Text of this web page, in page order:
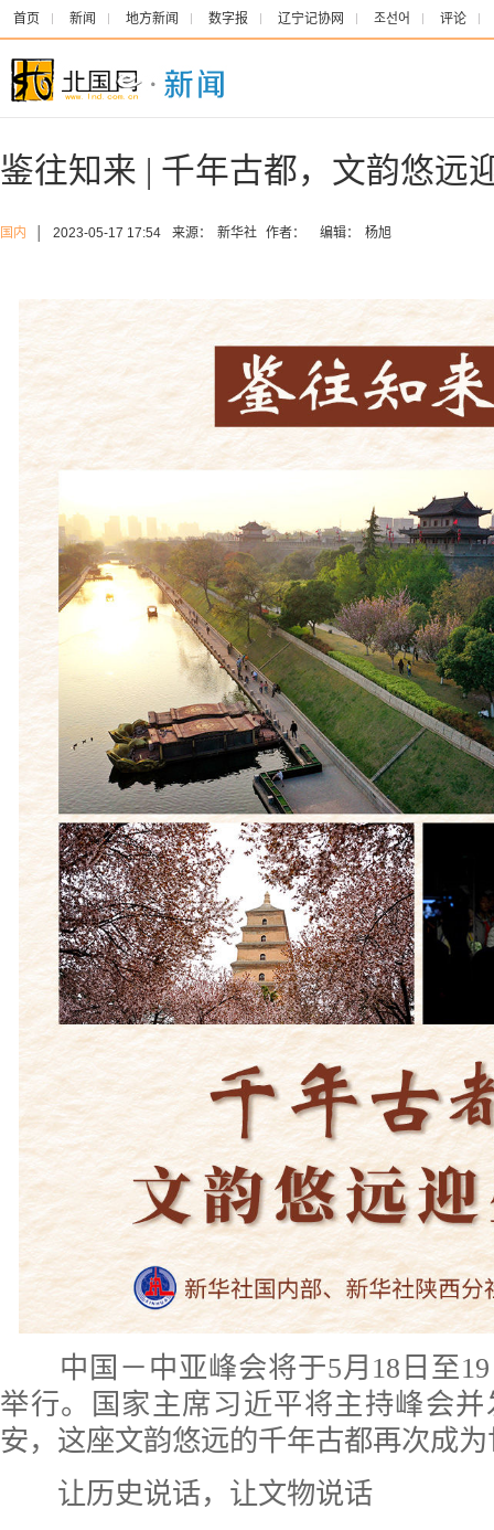
首页 新闻 地方新闻 数字报 辽宁记协网 조선어 评论
鉴往知来 | 千年古都，文韵悠远
国内 2023-05-17 17:54 来源： 新华社 作者： 编辑： 杨旭
中国－中亚峰会将于5月18日至19
举行。国家主席习近平将主持峰会
安，这座文韵悠远的千年古都再次成
让历史说话，让文物说话